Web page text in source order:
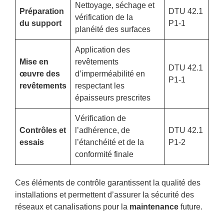
Préparation
du support
Nettoyage, séchage et
vérification de la
planéité des surfaces
DTU 42.1
P1-1
Mise en
œuvre des
revêtements
Application des
revêtements
d’imperméabilité en
respectant les
épaisseurs prescrites
DTU 42.1
P1-1
Contrôles et
essais
Vérification de
l’adhérence, de
l’étanchéité et de la
conformité finale
DTU 42.1
P1-2
Ces éléments de contrôle garantissent la qualité des
installations et permettent d’assurer la sécurité des
réseaux et canalisations pour la maintenance future.